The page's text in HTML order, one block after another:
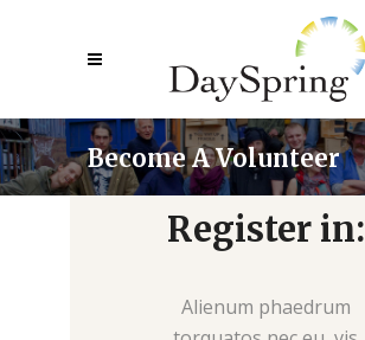
Become A Volunteer
Register in:
Alienum phaedrum